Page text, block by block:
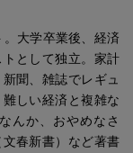
大学卒業後、経済
として独立。家計
聞、雑誌でレギュ
しい経済と複雑な
んか、おやめなさ
春新書）など著書